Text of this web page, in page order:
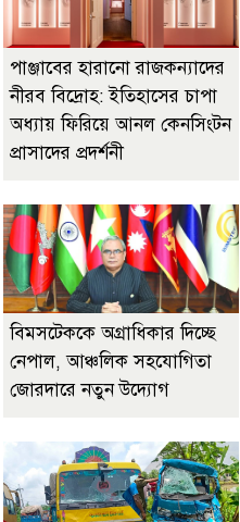
পাঞ্জাবের হারানো রাজকন্যাদের
নীরব বিদ্রোহ: ইতিহাসের চাপা
অধ্যায় ফিরিয়ে আনল কেনসিংটন
প্রাসাদের প্রদর্শনী
বিমসটেককে অগ্রাধিকার দিচ্ছে
নেপাল, আঞ্চলিক সহযোগিতা
জোরদারে নতুন উদ্যোগ